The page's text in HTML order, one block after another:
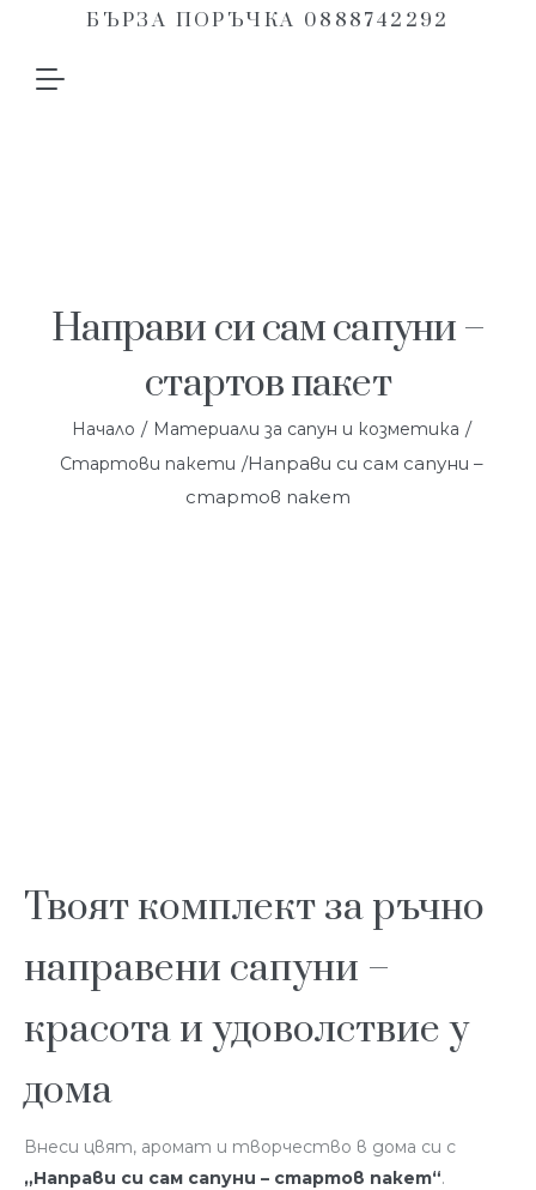
БЪРЗА ПОРЪЧКА 0888742292
Направи си сам сапуни –
стартов пакет
Начало / Материали за сапун и козметика /
Стартови пакети /Направи си сам сапуни –
стартов пакет
Твоят комплект за ръчно
направени сапуни –
красота и удоволствие у
дома
Внеси цвят, аромат и творчество в дома си с
„Направи си сам сапуни – стартов пакет“.